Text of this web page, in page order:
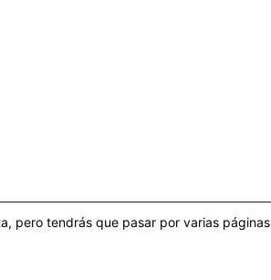
pero tendrás que pasar por varias páginas